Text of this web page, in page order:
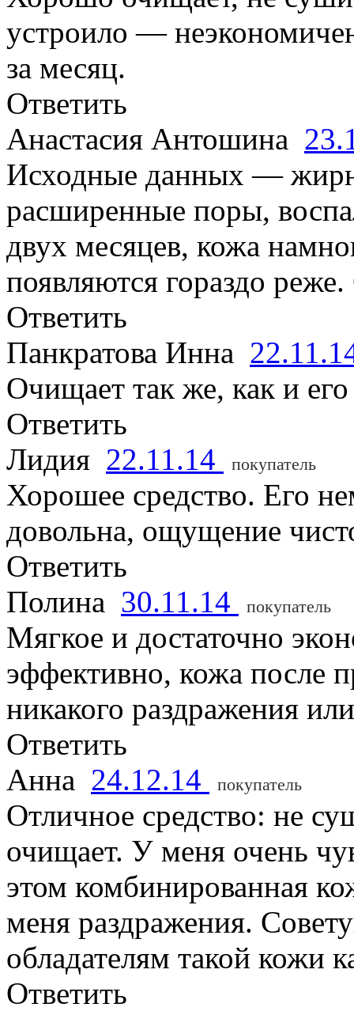
устроило —
за месяц.
Ответить
Анастасия Антошина
Исходные данных —
расширенные поры,
двух месяцев, кожа
появляются гораздо
Ответить
Панкратова Инна
Очищает так же, как и
Ответить
Лидия 22.11.14 покупатель
Хорошее средство. Его
довольна, ощущение
Ответить
Полина 30.11.14 покупатель
Мягкое и достаточно
эффективно, кожа после
никакого раздражения
Ответить
Анна 24.12.14 покупатель
Отличное средство: не
очищает. У меня очень
этом комбинированная
меня раздражения.
обладателям такой кожи
Ответить